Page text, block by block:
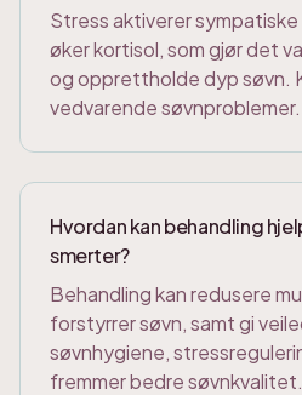
Stress aktiverer
øker kortisol, som gjør det
og opprettholde dyp søvn.
vedvarende søvnproblemer.
Hvordan kan behandling
smerter?
Behandling kan redusere
forstyrrer søvn, samt gi
søvnhygiene,
fremmer bedre søvnkvalitet.